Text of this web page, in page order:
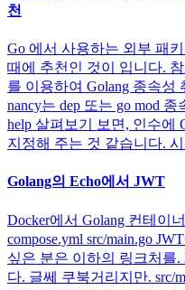
천
Go 에서 사용하는 외부 패
때에 추천인 것이 입니다. 참
를 이용하여 Golang 종속성
nancy는 dep 또는 go mod
help 살펴보기 보면, 인수에
지정해 주는 것 같습니다.
Golang의 Echo에서 JWT
Docker에서 Golang 컨테이
compose.yml src/main.go
싶은 분은 이하의 링크처를.
다. 글쎄 쿠북거리지만. src/